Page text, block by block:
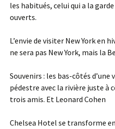
les habitués, celui qui a la
ouverts.
L’envie de visiter New York en
ne sera pas New York, mais la
Souvenirs : les bas-côtés
pédestre avec la rivière juste à
trois amis. Et Leonard Cohen
Chelsea Hotel se transforme